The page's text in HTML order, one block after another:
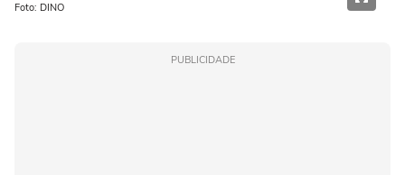
Foto: DINO
PUBLICIDADE